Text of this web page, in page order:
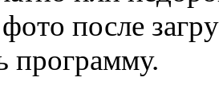
после
программу.